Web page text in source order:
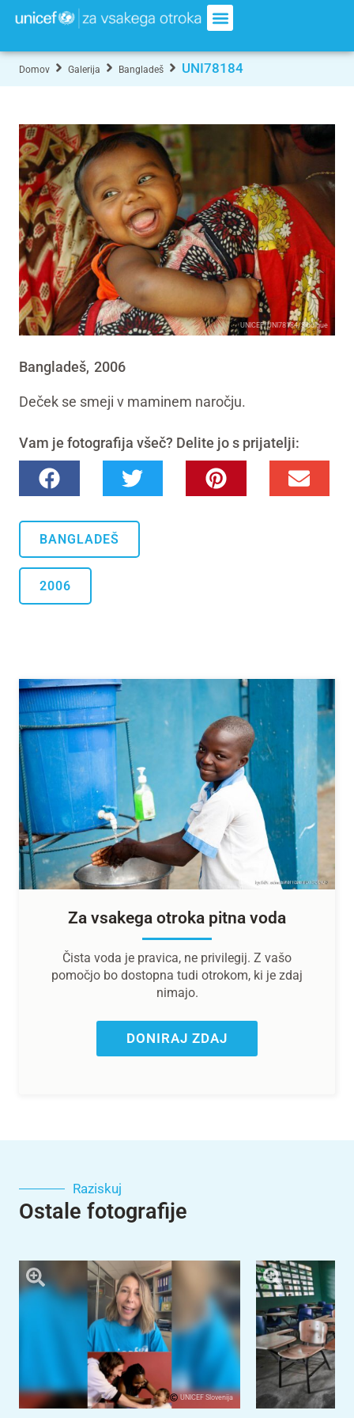
Domov Galerija Bangladeš UNI78184
UNICEF/UNI78184/Siddique
Bangladeš, 2006
Deček se smeji v maminem naročju.
Vam je fotografija všeč? Delite jo s prijatelji:
BANGLADEŠ
2006
Za vsakega otroka pitna voda
Čista voda je pravica, ne privilegij. Z vašo
pomočjo bo dostopna tudi otrokom, ki je zdaj
nimajo.
DONIRAJ ZDAJ
Raziskuj
Ostale fotografije
UNICEF Slovenija